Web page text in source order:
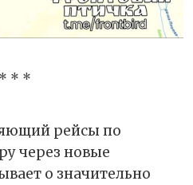
* * *
рейсы по
через новые
о значительно